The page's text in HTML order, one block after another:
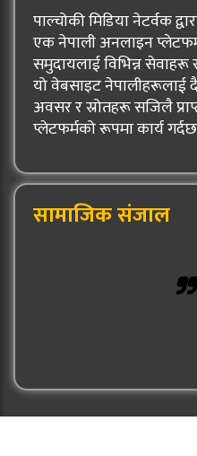
पाल्चोकी मिडिया नेटर्वक
एक नेपाली अनलाइन
समुदायलाई विभिन्न
यो वेबसाइट
अवसर र स्रोतहरू सजिलै
प्लेटफर्मको रूपमा कार्य
सामाजिक संजाल